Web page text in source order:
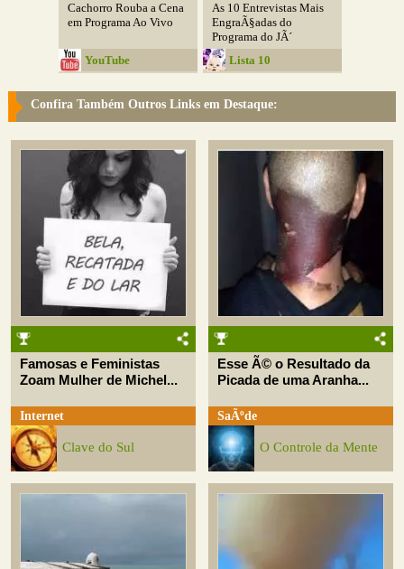
Cachorro Rouba a Cena
em Programa Ao Vivo
YouTube
As 10 Entrevistas Mais
EngraÃ§adas do
Programa do JÃ´
Lista 10
Confira Também Outros Links em Destaque:
Famosas e Feministas
Zoam Mulher de Michel...
Internet
Clave do Sul
Esse Ã© o Resultado da
Picada de uma Aranha...
SaÃºde
O Controle da Mente